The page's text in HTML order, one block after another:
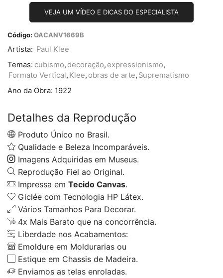
VEJA UM VÍDEO E DICAS DO ESPECIALISTA
Código: OACANV1669B
Artista: Paul Klee
Temas: cubismo, decoração, expressionismo,
Formato Vertical, Klee, obras de arte, Suprematismo
Ano da Obra: 1922
Detalhes da Reprodução
Produto Único no Brasil.
Qualidade e Beleza Incomparáveis.
Imagens Adquiridas em Museus.
Reprodução Fiel ao Original.
Impressa em Tecido Canvas.
Giclée com Tecnologia HP Látex.
Vários Tamanhos Para Decorar.
4x Mais Barato que na concorrência.
Liberdade nos Acabamentos:
Emoldure em Moldurarias ou
Estique em Chassis de Madeira.
Enviamos as telas enroladas.